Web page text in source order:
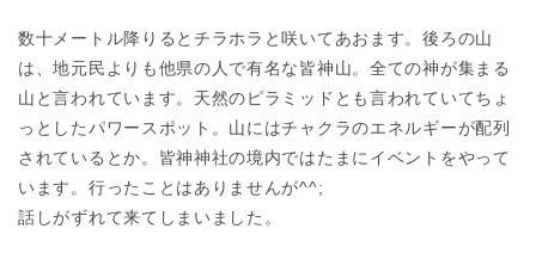
数十メートル降りるとチラホラと咲いてあおます。後ろの山
は、地元民よりも他県の人で有名な皆神山。全ての神が集まる
山と言われています。天然のピラミッドとも言われていてちょ
っとしたパワースポット。山にはチャクラのエネルギーが配列
されているとか。皆神神社の境内ではたまにイベントをやって
います。行ったことはありませんが^^;
話しがずれて来てしまいました。